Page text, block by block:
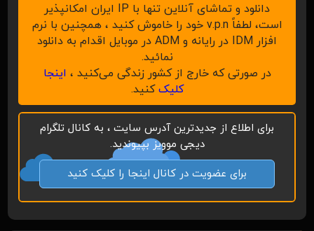
دانلود و تماشای آنلاین تنها با IP ایران امکانپذیر
است، لطفاً v.p.n خود را خاموش کنید ، همچنین با نرم
افزار IDM در رایانه و ADM در موبایل اقدام به دانلود
نمائید.
در صورتی که خارج از کشور زندگی می‌کنید ، اینجا
کلیککنید.
برای اطلاع از جدیدترین آدرس سایت ، به کانال تلگرام
دیجی موویز بپیوندید.
برای عضویت در کانال اینجا را کلیک کنید